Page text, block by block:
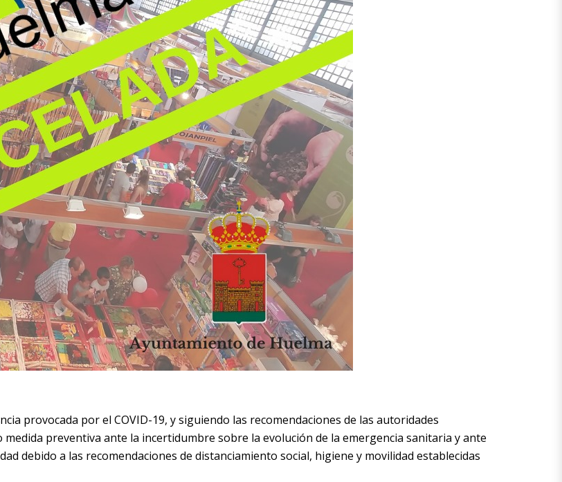
provocada por el COVID-19, y siguiendo las recomendaciones de las autoridades
medida preventiva ante la incertidumbre sobre la evolución de la emergencia sanitaria y ante
debido a las recomendaciones de distanciamiento social, higiene y movilidad establecidas